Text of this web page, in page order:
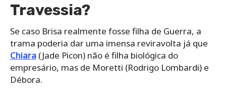
Travessia?
Se caso Brisa realmente fosse filha de Guerra, a
trama poderia dar uma imensa reviravolta já que
Chiara (Jade Picon) não é filha biológica do
empresário, mas de Moretti (Rodrigo Lombardi) e
Débora.